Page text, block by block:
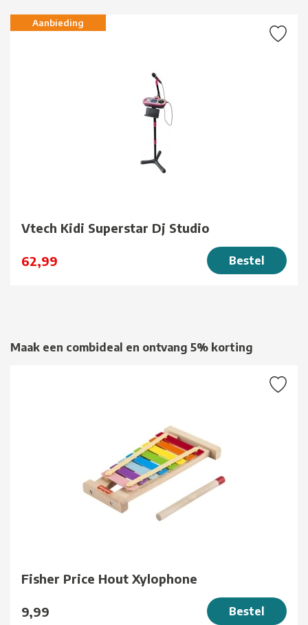
Aanbieding
Vtech Kidi Superstar Dj Studio
62,99 Bestel
Maak een combideal en ontvang 5% korting
Fisher Price Hout Xylophone
9,99 Bestel